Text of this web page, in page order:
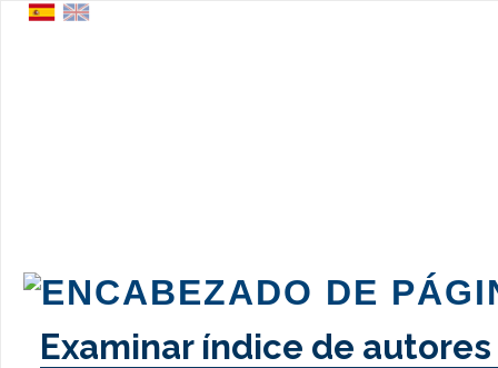
Examinar índice de autores